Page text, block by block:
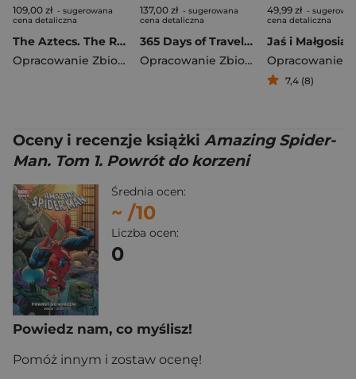
109,00 zł - sugerowana
cena detaliczna
The Aztecs. The Rise and Fall of a Mighty Empire
Opracowanie Zbiorowe
137,00 zł - sugerowana
cena detaliczna
365 Days of Travel. Lonely Planet
Opracowanie Zbiorowe
49,99 zł -
cena detaliczna
Jaś i Małgosia
7,4 (8)
Oceny i recenzje książki Amazing Spider-
Man. Tom 1. Powrót do korzeni
Średnia ocen:
~ /10
Liczba ocen:
0
Powiedz nam, co myślisz!
Pomóż innym i zostaw ocenę!